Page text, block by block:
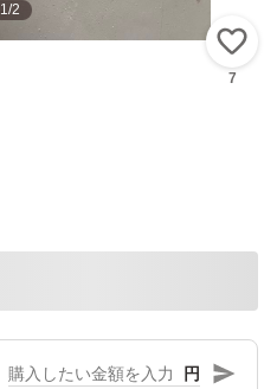
1/2
7
円